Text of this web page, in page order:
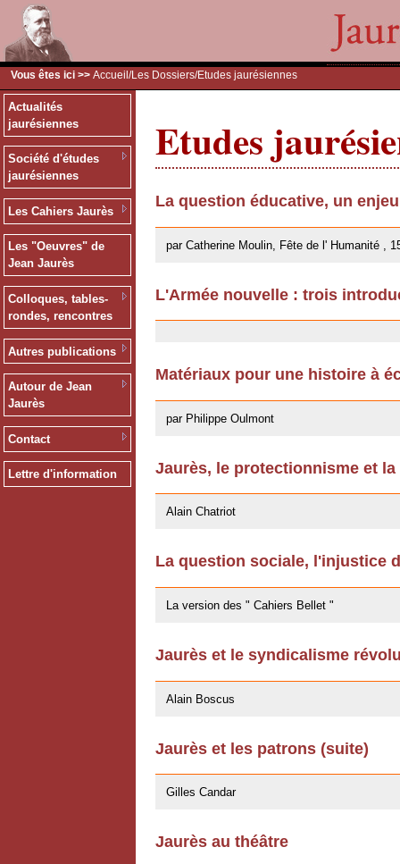
Vous êtes ici >> Accueil /Les Dossiers/Etudes jaurésiennes
Actualités
jaurésiennes
Société d'études
jaurésiennes
Les Cahiers Jaurès
Les "Oeuvres" de
Jean Jaurès
Colloques, tables-
rondes, rencontres
Autres publications
Autour de Jean
Jaurès
Contact
Lettre d'information
Etudes
La question éducative, un
par Catherine Moulin, Fête de l' Humanité ,
L'Armée nouvelle : trois
Matériaux pour une histoire à
par Philippe Oulmont
Jaurès, le protectionnisme et
Alain Chatriot
La question sociale, l'injustice
La version des " Cahiers Bellet "
Jaurès et le syndicalisme
Alain Boscus
Jaurès et les patrons (suite)
Gilles Candar
Jaurès au théâtre